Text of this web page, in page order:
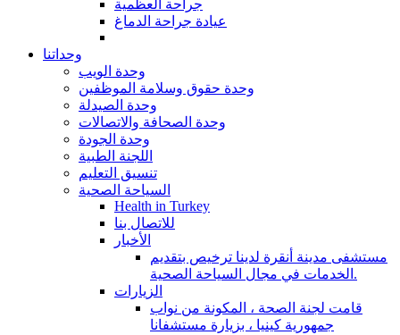
جراحة العظمية
عيادة جراحة الدماغ
وحداتنا
وحدة الويب
وحدة حقوق وسلامة الموظفين
وحدة الصيدلة
وحدة الصحافة والاتصالات
وحدة الجودة
اللجنة الطبية
تنسيق التعليم
السياحة الصحية
Health in Turkey
للاتصال بنا
الأخبار
مستشفى مدينة أنقرة لدينا ترخيص بتقديم
الخدمات في مجال السياحة الصحية.
الزيارات
قامت لجنة الصحة ، المكونة من نواب
جمهورية كينيا ، بزيارة مستشفانا